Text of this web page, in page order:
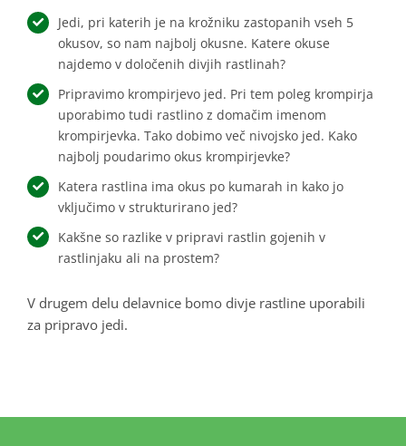
Jedi, pri katerih je na krožniku zastopanih vseh 5
okusov, so nam najbolj okusne. Katere okuse
najdemo v določenih divjih rastlinah?
Pripravimo krompirjevo jed. Pri tem poleg krompirja
uporabimo tudi rastlino z domačim imenom
krompirjevka. Tako dobimo več nivojsko jed. Kako
najbolj poudarimo okus krompirjevke?
Katera rastlina ima okus po kumarah in kako jo
vključimo v strukturirano jed?
Kakšne so razlike v pripravi rastlin gojenih v
rastlinjaku ali na prostem?
V drugem delu delavnice bomo divje rastline uporabili
za pripravo jedi.